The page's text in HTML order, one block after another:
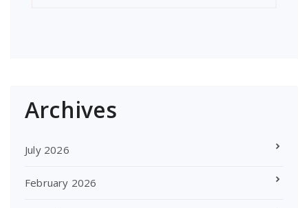
Archives
July 2026
February 2026